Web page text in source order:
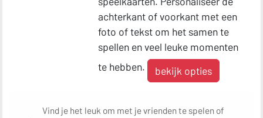
achterkant of voorkant met een
foto of tekst om het samen te
spellen en veel leuke momenten
te hebben.
bekijk opties
Vind je het leuk om met je vrienden te spelen of